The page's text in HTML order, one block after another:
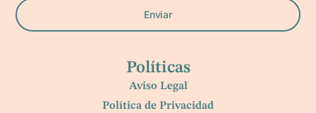
Políticas
Aviso Legal
Política de Privacidad
Enviar